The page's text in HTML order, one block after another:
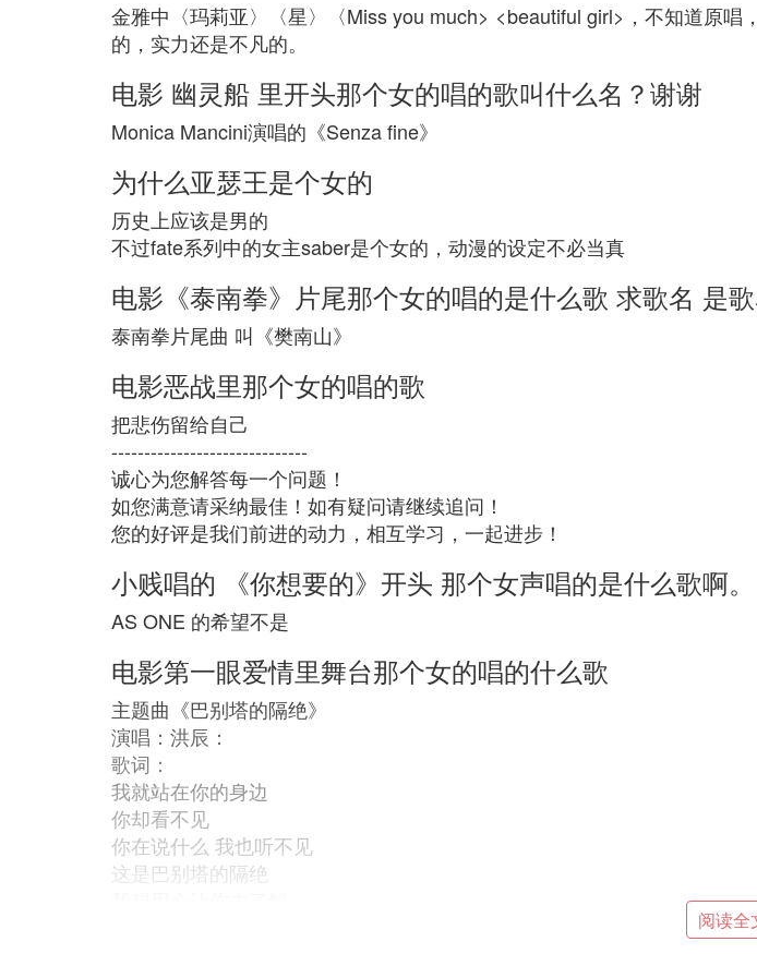
金雅中〈玛莉亚〉〈星〉〈Miss you much> <beautiful girl>，不知道原
的，实力还是不凡的。
电影 幽灵船 里开头那个女的唱的歌叫什么名？谢谢
Monica Mancini演唱的《Senza fine》
为什么亚瑟王是个女的
历史上应该是男的
不过fate系列中的女主saber是个女的，动漫的设定不必当真
电影《泰南拳》片尾那个女的唱的是什么歌 求歌名 是
泰南拳片尾曲 叫《樊南山》
电影恶战里那个女的唱的歌
把悲伤留给自己
------------------------------
诚心为您解答每一个问题！
如您满意请采纳最佳！如有疑问请继续追问！
您的好评是我们前进的动力，相互学习，一起进步！
小贱唱的 《你想要的》开头 那个女声唱的是什么歌啊。
AS ONE 的希望不是
电影第一眼爱情里舞台那个女的唱的什么歌
主题曲《巴别塔的隔绝》
演唱：洪辰：
歌词：
我就站在你的身边
你却看不见
你在说什么 我也听不见
这是巴别塔的隔绝
阅读全